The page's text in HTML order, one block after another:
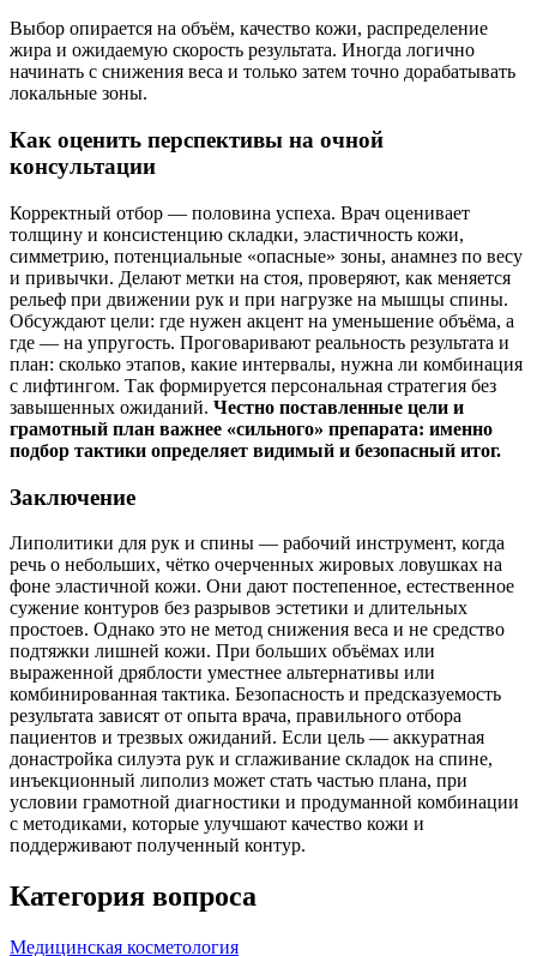
Выбор опирается на объём, качество кожи, распределение
жира и ожидаемую скорость результата. Иногда логично
начинать с снижения веса и только затем точно дорабатывать
локальные зоны.
Как оценить перспективы на очной
консультации
Корректный отбор — половина успеха. Врач оценивает
толщину и консистенцию складки, эластичность кожи,
симметрию, потенциальные «опасные» зоны, анамнез по весу
и привычки. Делают метки на стоя, проверяют, как меняется
рельеф при движении рук и при нагрузке на мышцы спины.
Обсуждают цели: где нужен акцент на уменьшение объёма, а
где — на упругость. Проговаривают реальность результата и
план: сколько этапов, какие интервалы, нужна ли комбинация
с лифтингом. Так формируется персональная стратегия без
завышенных ожиданий. Честно поставленные цели и
грамотный план важнее «сильного» препарата: именно
подбор тактики определяет видимый и безопасный итог.
Заключение
Липолитики для рук и спины — рабочий инструмент, когда
речь о небольших, чётко очерченных жировых ловушках на
фоне эластичной кожи. Они дают постепенное, естественное
сужение контуров без разрывов эстетики и длительных
простоев. Однако это не метод снижения веса и не средство
подтяжки лишней кожи. При больших объёмах или
выраженной дряблости уместнее альтернативы или
комбинированная тактика. Безопасность и предсказуемость
результата зависят от опыта врача, правильного отбора
пациентов и трезвых ожиданий. Если цель — аккуратная
донастройка силуэта рук и сглаживание складок на спине,
инъекционный липолиз может стать частью плана, при
условии грамотной диагностики и продуманной комбинации
с методиками, которые улучшают качество кожи и
поддерживают полученный контур.
Категория вопроса
Медицинская косметология